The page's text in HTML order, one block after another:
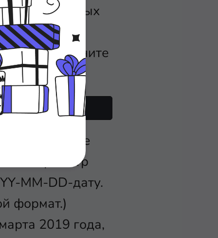
из вложенных
хотите
выполните
clock datetime
Параметр
MM-DD-дату.
формат.)
2019 года,